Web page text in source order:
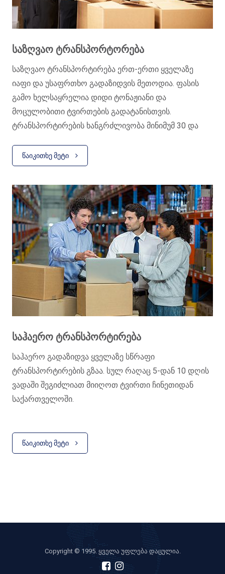
ᲡᲐᲖᲦᲕᲐᲝ ᲢᲠᲐᲜᲡᲞᲝᲠᲢᲝᲠᲔᲑᲐ
საზღვაო ტრანსპორტირება ერთ-ერთი ყველაზე
იაფი და უსაფრთხო გადაზიდვის მეთოდია. ფასის
გამო ხელსაყრელია დიდი ტონაჟიანი და
მოცულობითი ტვირთების გადატანისთვის.
ტრანსპორტირების ხანგრძლივობა მინიმუმ 30 და
P.S გთხოვთ გაითვალისწინოთ, რომ მითითებულია
მაჟორული სიტუაცების გამო შეიძლება შეიცვალოს.
ᲬᲐᲘᲙᲘᲗᲮᲔ ᲛᲔᲢᲘ
ᲡᲐᲰᲐᲔᲠᲝ ᲢᲠᲐᲜᲡᲞᲝᲠᲢᲘᲠᲔᲑᲐ
საჰაერო გადაზიდვა ყველაზე სწრაფი
ტრანსპორტირების გზაა. სულ რაღაც 5-დან 10 დღის
ვადაში შეგიძლიათ მიიღოთ ტვირთი ჩინეთიდან
საქართველოში.
ტვირთის ჩამოსვლის სავარაუდო ვადები, რაც ფორს-
მაჟორული სიტუაცების გამო შეიძლება შეიცვალოს.
ᲬᲐᲘᲙᲘᲗᲮᲔ ᲛᲔᲢᲘ
Copyright © 1995. ყველა უფლება დაცულია.